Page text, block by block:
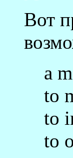
Вот
a
to
to
to